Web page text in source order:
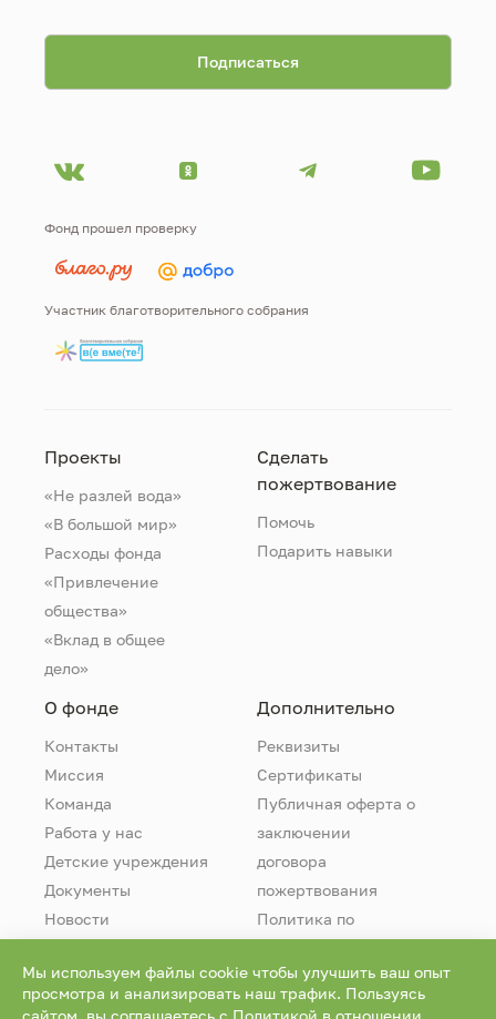
Фонд прошел проверку
Участник благотворительного собрания
Проекты
«Не разлей вода»
«В большой мир»
Расходы фонда
«Привлечение
общества»
«Вклад в общее
дело»
Сделать
пожертвование
Помочь
Подарить навыки
О фонде
Контакты
Миссия
Команда
Работа у нас
Детские учреждения
Документы
Новости
Дополнительно
Реквизиты
Сертификаты
Публичная оферта о
заключении
договора
пожертвования
Политика по
персональных
данных
Мы используем файлы cookie чтобы улучшить ваш опыт
просмотра и анализировать наш трафик. Пользуясь
сайтом, вы соглашаетесь с Политикой в отношении